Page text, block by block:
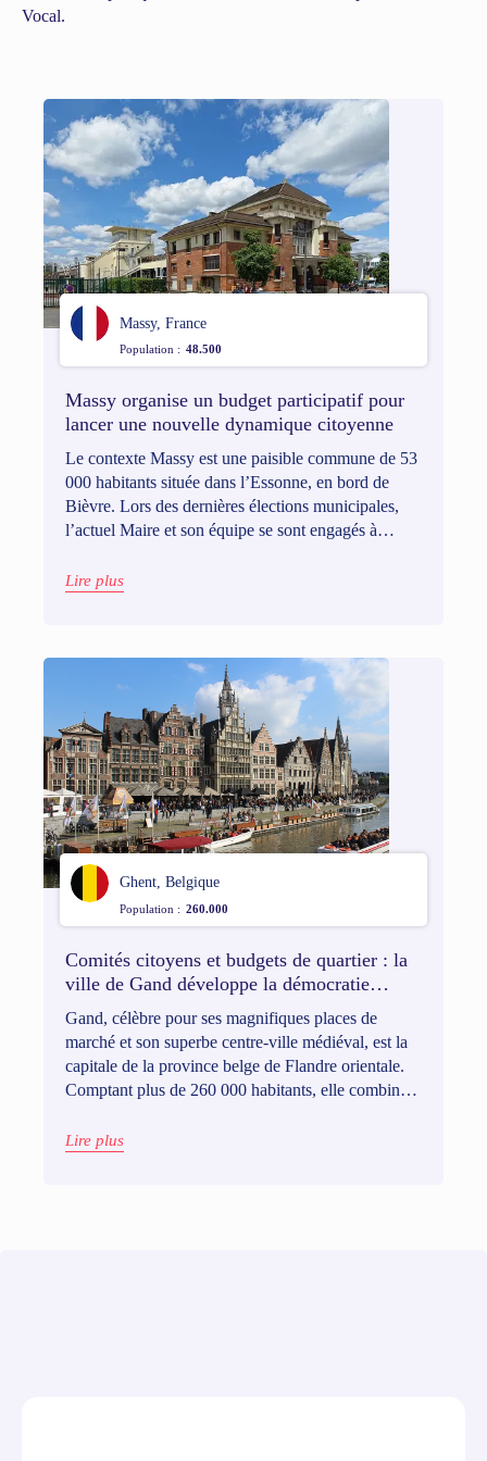
Vocal.
Massy, France
Population : 48.500
Massy organise un budget participatif pour
lancer une nouvelle dynamique citoyenne￼
Le contexte Massy est une paisible commune de 53
000 habitants située dans l’Essonne, en bord de
Bièvre. Lors des dernières élections municipales,
l’actuel Maire et son équipe se sont engagés à
inclusive dans la commune, pour que les
Lire plus
Ghent, Belgique
Population : 260.000
Comités citoyens et budgets de quartier : la
ville de Gand développe la démocratie
hyper-locale
Gand, célèbre pour ses magnifiques places de
marché et son superbe centre-ville médiéval, est la
capitale de la province belge de Flandre orientale.
Comptant plus de 260 000 habitants, elle combine
l’atmosphère chaleureuse des petites villes.
Lire plus